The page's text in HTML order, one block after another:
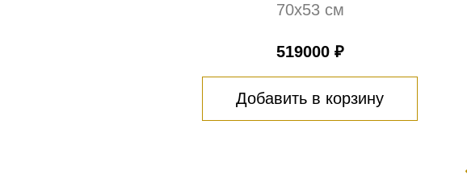
70х53 см
519000 ₽
Добавить в корзину